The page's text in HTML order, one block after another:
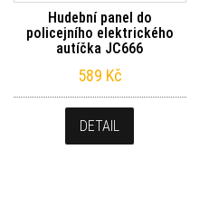
Hudební panel do
policejního elektrického
autíčka JC666
589 Kč
DETAIL